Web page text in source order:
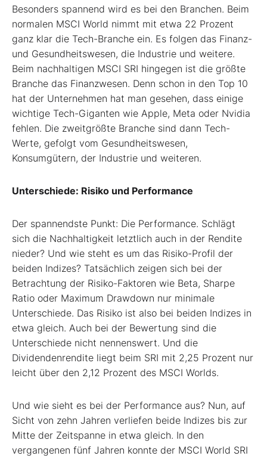
Besonders spannend wird es bei den Branchen. Beim
normalen MSCI World nimmt mit etwa 22 Prozent
ganz klar die Tech-Branche ein. Es folgen das Finanz-
und Gesundheitswesen, die Industrie und weitere.
Beim nachhaltigen MSCI SRI hingegen ist die größte
Branche das Finanzwesen. Denn schon in den Top 10
hat der Unternehmen hat man gesehen, dass einige
wichtige Tech-Giganten wie Apple, Meta oder Nvidia
fehlen. Die zweitgrößte Branche sind dann Tech-
Werte, gefolgt vom Gesundheitswesen,
Konsumgütern, der Industrie und weiteren.
Unterschiede: Risiko und Performance
Der spannendste Punkt: Die Performance. Schlägt
sich die Nachhaltigkeit letztlich auch in der Rendite
nieder? Und wie steht es um das Risiko-Profil der
beiden Indizes? Tatsächlich zeigen sich bei der
Betrachtung der Risiko-Faktoren wie Beta, Sharpe
Ratio oder Maximum Drawdown nur minimale
Unterschiede. Das Risiko ist also bei beiden Indizes in
etwa gleich. Auch bei der Bewertung sind die
Unterschiede nicht nennenswert. Und die
Dividendenrendite liegt beim SRI mit 2,25 Prozent nur
leicht über den 2,12 Prozent des MSCI Worlds.
Und wie sieht es bei der Performance aus? Nun, auf
Sicht von zehn Jahren verliefen beide Indizes bis zur
Mitte der Zeitspanne in etwa gleich. In den
vergangenen fünf Jahren konnte der MSCI World SRI